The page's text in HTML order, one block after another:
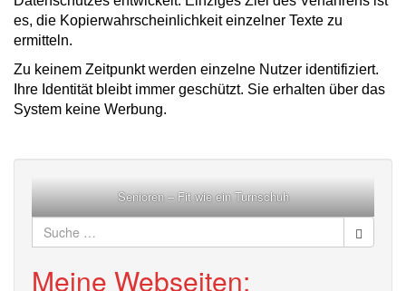
es, die Kopierwahrscheinlichkeit einzelner Texte zu
ermitteln.
Zu keinem Zeitpunkt werden einzelne Nutzer identifiziert.
Ihre Identität bleibt immer geschützt. Sie erhalten über das
System keine Werbung.
Senioren – Fit wie ein Turnschuh
Suche
nach:
Meine Webseiten: